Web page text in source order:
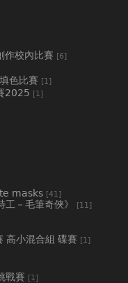
作校內比賽 [6]
色比賽 [1]
2025 [1]
masks [41]
－毛筆奇俠》 [11]
高小混合組 碟賽 [1]
戰賽 [1]